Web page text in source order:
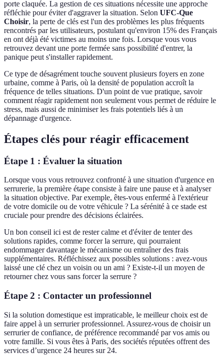
porte claquée. La gestion de ces situations nécessite une approche
réfléchie pour éviter d'aggraver la situation. Selon UFC-Que
Choisir, la perte de clés est l'un des problèmes les plus fréquents
rencontrés par les utilisateurs, postulant qu'environ 15% des Français
en ont déjà été victimes au moins une fois. Lorsque vous vous
retrouvez devant une porte fermée sans possibilité d'entrer, la
panique peut s'installer rapidement.
Ce type de désagrément touche souvent plusieurs foyers en zone
urbaine, comme à Paris, où la densité de population accroît la
fréquence de telles situations. D'un point de vue pratique, savoir
comment réagir rapidement non seulement vous permet de réduire le
stress, mais aussi de minimiser les frais potentiels liés à un
dépannage d'urgence.
Étapes clés pour réagir efficacement
Étape 1 : Évaluer la situation
Lorsque vous vous retrouvez confronté à une situation d'urgence en
serrurerie, la première étape consiste à faire une pause et à analyser
la situation objective. Par exemple, êtes-vous enfermé à l'extérieur
de votre domicile ou de votre véhicule ? La sérénité à ce stade est
cruciale pour prendre des décisions éclairées.
Un bon conseil ici est de rester calme et d'éviter de tenter des
solutions rapides, comme forcer la serrure, qui pourraient
endommager davantage le mécanisme ou entraîner des frais
supplémentaires. Réfléchissez aux possibles solutions : avez-vous
laissé une clé chez un voisin ou un ami ? Existe-t-il un moyen de
retourner chez vous sans forcer la serrure ?
Étape 2 : Contacter un professionnel
Si la solution domestique est impraticable, le meilleur choix est de
faire appel à un serrurier professionnel. Assurez-vous de choisir un
serrurier de confiance, de préférence recommandé par vos amis ou
votre famille. Si vous êtes à Paris, des sociétés réputées offrent des
services d’urgence 24 heures sur 24.